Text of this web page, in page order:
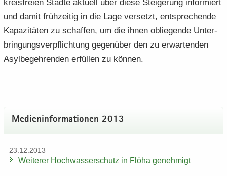
kreis­frei­en Städ­te ak­tu­ell über diese Stei­ge­rung in­for­miert
und damit früh­zei­tig in die Lage ver­setzt, ent­spre­chen­de
Ka­pa­zi­tä­ten zu schaf­fen, um die ihnen ob­lie­gen­de Un­ter­
brin­gungs­ver­pflich­tung ge­gen­über den zu er­war­ten­den
Asyl­be­geh­ren­den er­fül­len zu kön­nen.
Me­di­en­in­for­ma­tio­nen 2013
23.12.2013
Wei­te­rer Hoch­was­ser­schutz in Flöha ge­neh­migt